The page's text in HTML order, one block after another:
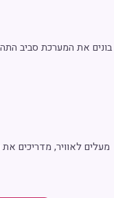
בונים את המערכת סביב
מעלים לאוויר, מדריכים